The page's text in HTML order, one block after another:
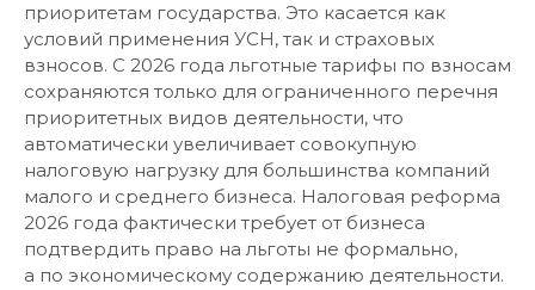
приоритетам государства. Это касается как
условий применения УСН, так и страховых
взносов. С 2026 года льготные тарифы по взносам
сохраняются только для ограниченного перечня
приоритетных видов деятельности, что
автоматически увеличивает совокупную
налоговую нагрузку для большинства компаний
малого и среднего бизнеса. Налоговая реформа
2026 года фактически требует от бизнеса
подтвердить право на льготы не формально,
а по экономическому содержанию деятельности.